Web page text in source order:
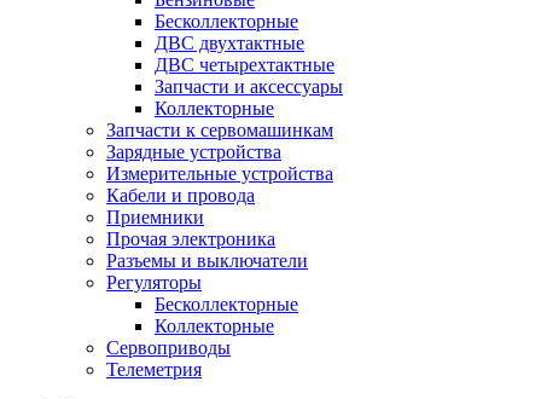
Бесколлекторные
ДВС двухтактные
ДВС четырехтактные
Запчасти и аксессуары
Коллекторные
Запчасти к сервомашинкам
Зарядные устройства
Измерительные устройства
Кабели и провода
Приемники
Прочая электроника
Разъемы и выключатели
Регуляторы
Бесколлекторные
Коллекторные
Сервоприводы
Телеметрия